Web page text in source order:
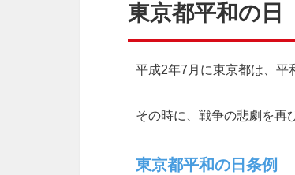
東京都平和の日
平成2年7月に東京都は、平
その時に、戦争の悲劇を再
東京都平和の日条例